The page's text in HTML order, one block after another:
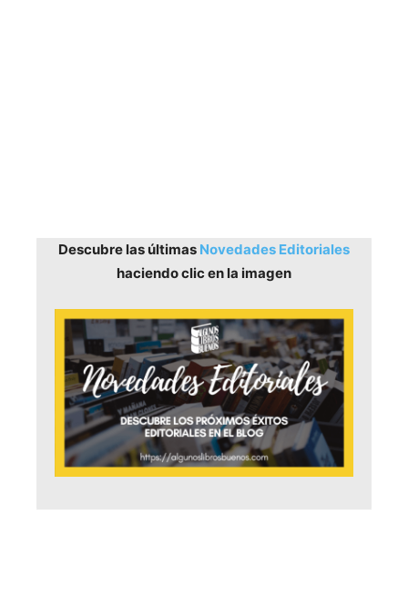
Descubre las últimas Novedades Editoriales
haciendo clic en la imagen